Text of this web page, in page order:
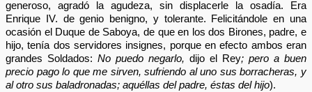
generoso, agradó la agudeza, sin displacerle la osadía. Era
Enrique IV. de genio benigno, y tolerante. Felicitándole en una
ocasión el Duque de Saboya, de que en los dos Birones, padre, e
hijo, tenía dos servidores insignes, porque en efecto ambos eran
grandes Soldados:No puedo negarlo, dijo el Rey; pero a buen
precio pago lo que me sirven, sufriendo al uno sus borracheras, y
al otro sus baladronadas; aquéllas del padre, éstas del hijo).